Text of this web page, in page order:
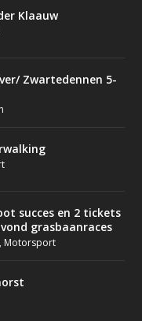
Klaauw
Zwartedennen 5-
succes en 2 tickets
grasbaanraces
, Motorsport